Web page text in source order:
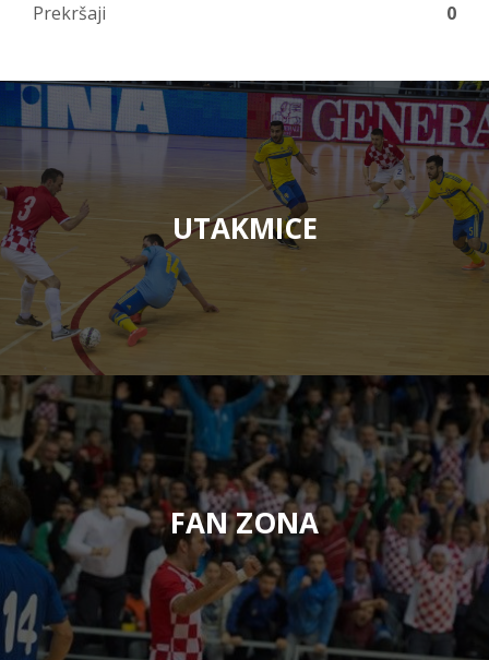
Prekršaji
0
UTAKMICE
FAN ZONA